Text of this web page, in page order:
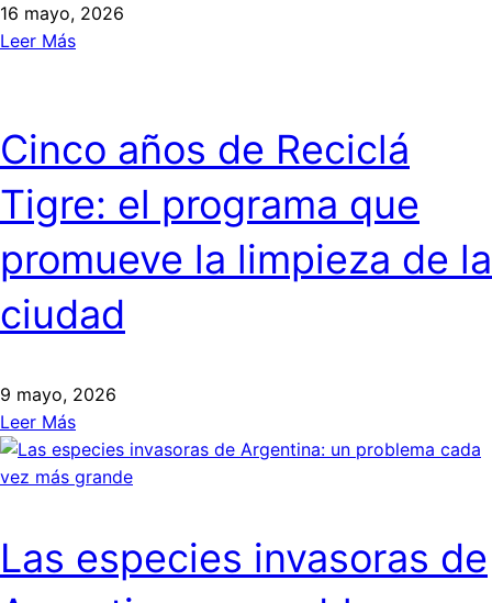
16 mayo, 2026
Leer Más
Cinco años de Reciclá
Tigre: el programa que
promueve la limpieza de la
ciudad
9 mayo, 2026
Leer Más
Las especies invasoras de